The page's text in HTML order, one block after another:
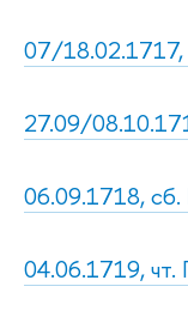
07/18.02.1717,
27.09/
06.09.1718,
04.06.1719,